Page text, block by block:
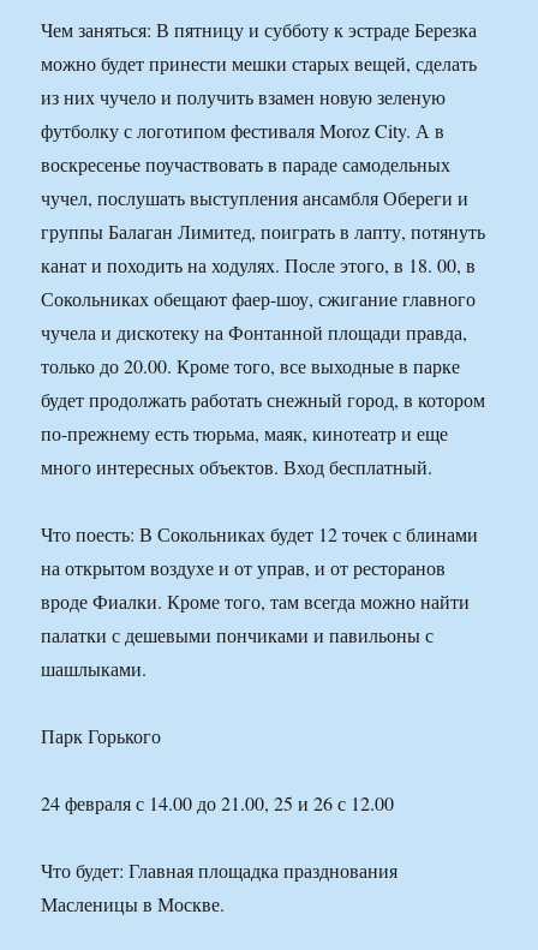
Чем заняться: В пятницу и субботу к эстраде Березка
можно будет принести мешки старых вещей, сделать
из них чучело и получить взамен новую зеленую
футболку с логотипом фестиваля Moroz City. А в
воскресенье поучаствовать в параде самодельных
чучел, послушать выступления ансамбля Обереги и
группы Балаган Лимитед, поиграть в лапту, потянуть
канат и походить на ходулях. После этого, в 18. 00, в
Сокольниках обещают фаер-шоу, сжигание главного
чучела и дискотеку на Фонтанной площади правда,
только до 20.00. Кроме того, все выходные в парке
будет продолжать работать снежный город, в котором
по-прежнему есть тюрьма, маяк, кинотеатр и еще
много интересных объектов. Вход бесплатный.
Что поесть: В Сокольниках будет 12 точек с блинами
на открытом воздухе и от управ, и от ресторанов
вроде Фиалки. Кроме того, там всегда можно найти
палатки с дешевыми пончиками и павильоны с
шашлыками.
Парк Горького
24 февраля с 14.00 до 21.00, 25 и 26 с 12.00
Что будет: Главная площадка празднования
Масленицы в Москве.